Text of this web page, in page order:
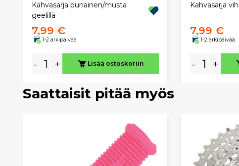
Kahvasarja punainen/musta
geelillä
7,99 €
1-2 arkipäivää
- + Lisää ostoskoriin
Kahvasarja
7,99 €
1-2 arkipäivää
- +
Saattaisit pitää myös